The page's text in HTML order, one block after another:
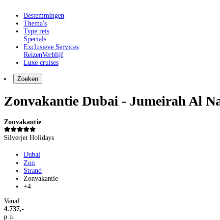
Bestemmingen
Thema's
Type reis
Specials
Exclusieve Services
ReizenVerblijf
Luxe cruises
Zoeken
Zonvakantie Dubai - Jumeirah Al
Zonvakantie
Silverjet Holidays
Dubai
Zon
Strand
Zonvakantie
+4
Vanaf
4.737,-
p.p.